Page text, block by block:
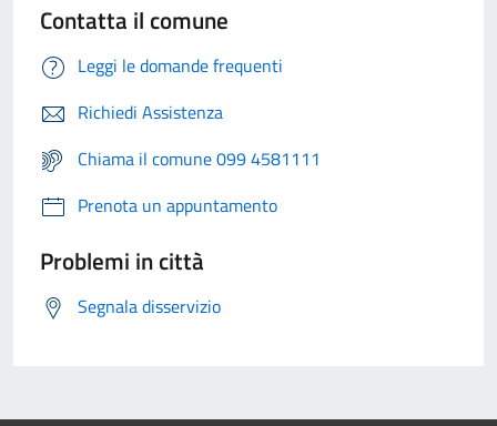
Contatta il comune
Leggi le domande frequenti
Richiedi Assistenza
Chiama il comune 099 4581111
Prenota un appuntamento
Problemi in città
Segnala disservizio